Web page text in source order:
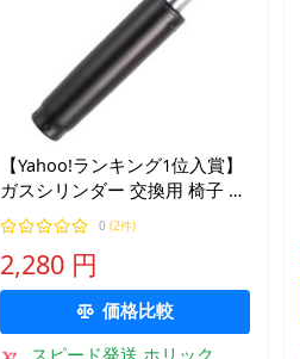
【Yahoo!ランキング1位入賞】
ガスシリンダー 交換用 椅子 ゲ
ーミングチェア OAチェア オフ
0 (2件)
2,280 円
価格比較
スピード発送 ホリック